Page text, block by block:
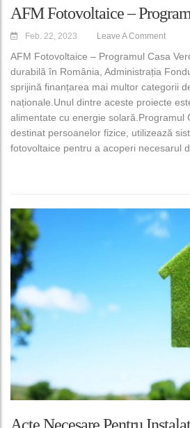
AFM Fotovoltaice –
Feb. 22, 2023 Leave A Comment
AFM Fotovoltaice – Programul Casa
durabilă în România, Administrația
sprijină finanțarea mai multor categorii
naționale.Unul dintre aceste proiecte
alimentate cu energie solară.Programul
destinat persoanelor fizice, utilizează
fotovoltaice pentru a acoperi necesarul